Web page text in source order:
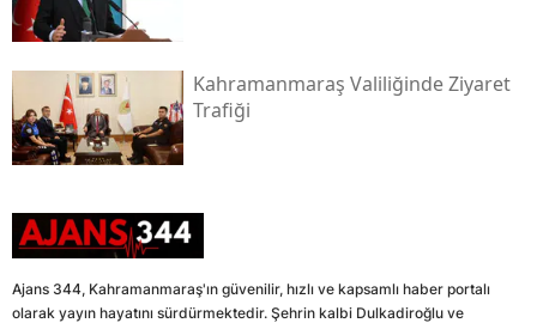
Kahramanmaraş Valiliğinde Ziyaret
Trafiği
Ajans 344, Kahramanmaraş'ın güvenilir, hızlı ve kapsamlı haber portalı
olarak yayın hayatını sürdürmektedir. Şehrin kalbi Dulkadiroğlu ve